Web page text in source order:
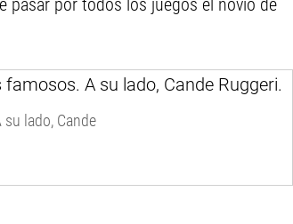
pasar por todos los juegos el novio de
lado, Cande